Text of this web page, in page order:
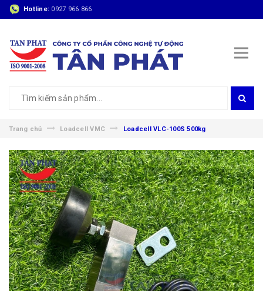
Hotline: 0927 966 866
Trang chủ Loadcell VMC Loadcell VLC-100S 500kg